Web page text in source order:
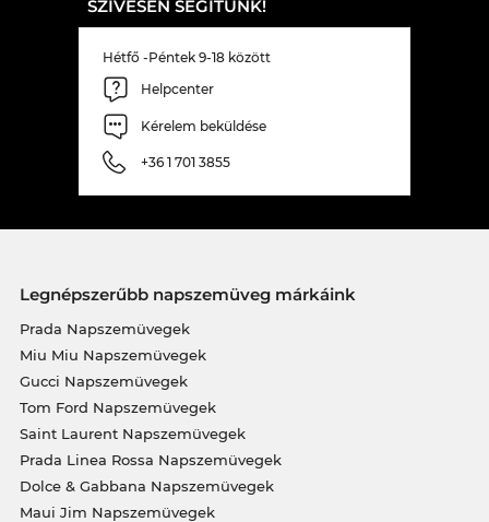
SZÍVESEN SEGÍTÜNK!
Hétfő -Péntek 9-18 között
Helpcenter
Kérelem beküldése
+36 1 701 3855
Legnépszerűbb napszemüveg márkáink
Prada Napszemüvegek
Miu Miu Napszemüvegek
Gucci Napszemüvegek
Tom Ford Napszemüvegek
Saint Laurent Napszemüvegek
Prada Linea Rossa Napszemüvegek
Dolce & Gabbana Napszemüvegek
Maui Jim Napszemüvegek